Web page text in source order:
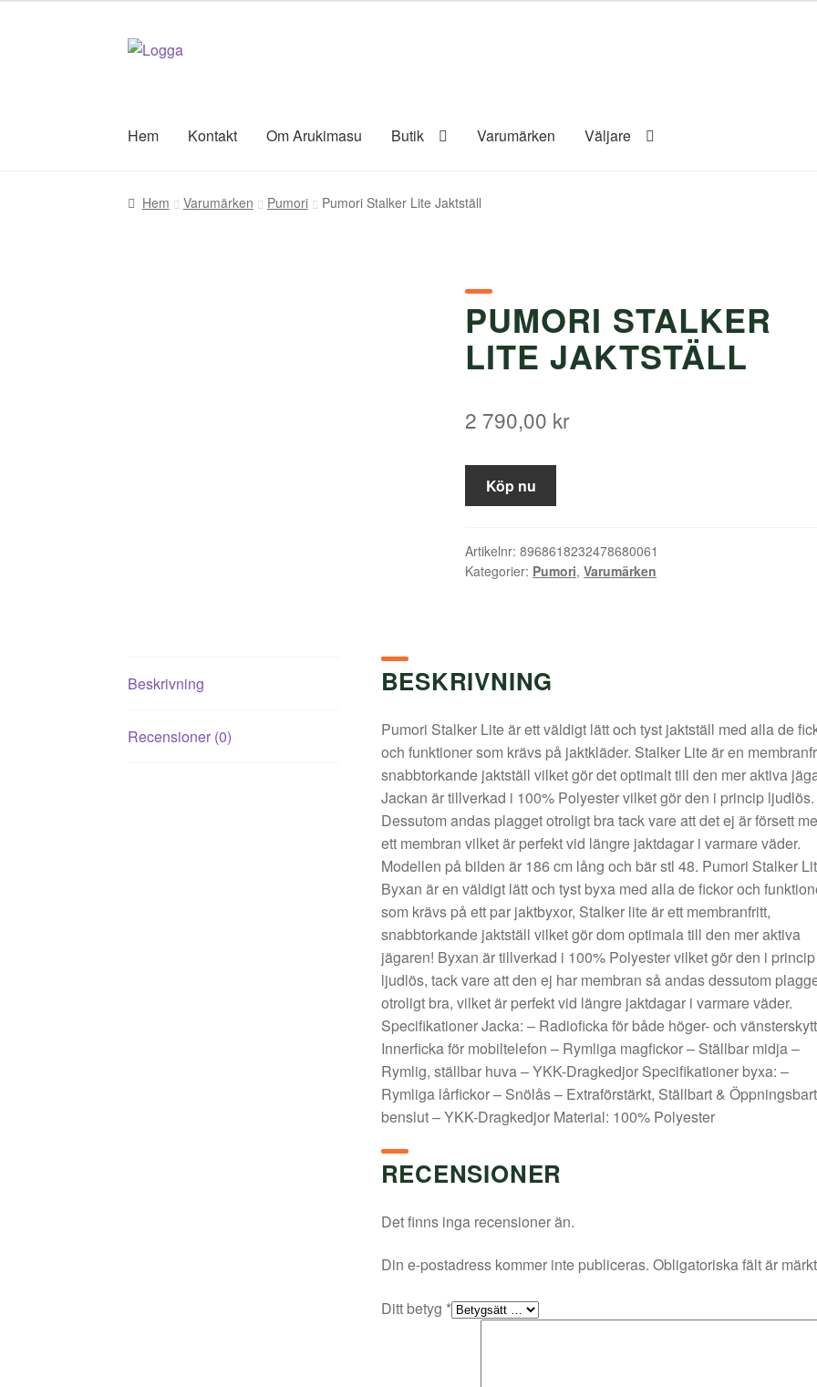
Hoppa
Hoppa
Hem
Kontakt Om Arukimasu Butik Varumärken Väljare
Hem Varumärken Pumori Pumori Stalker Lite Jaktställ
PUMORI STALKER
LITE JAKTSTÄLL
2 790,00 kr
Köp nu
Artikelnr:8968618232478680061
Kategorier: Pumori,Varumärken
Beskrivning
Recensioner (0)
BESKRIVNING
Pumori Stalker Lite är ett väldigt lätt och tyst jaktställ med alla de
och funktioner som krävs på jaktkläder. Stalker Lite är en
snabbtorkande jaktställ vilket gör det optimalt till den mer aktiva
Jackan är tillverkad i 100% Polyester vilket gör den i princip ljudlös.
Dessutom andas plagget otroligt bra tack vare att det ej är försett
ett membran vilket är perfekt vid längre jaktdagar i varmare väder.
Modellen på bilden är 186 cm lång och bär stl 48. Pumori Stalker
Byxan är en väldigt lätt och tyst byxa med alla de fickor och
som krävs på ett par jaktbyxor, Stalker lite är ett membranfritt,
snabbtorkande jaktställ vilket gör dom optimala till den mer aktiva
jägaren! Byxan är tillverkad i 100% Polyester vilket gör den i princip
ljudlös, tack vare att den ej har membran så andas dessutom
otroligt bra, vilket är perfekt vid längre jaktdagar i varmare väder.
Specifikationer Jacka: – Radioficka för både höger- och
Innerficka för mobiltelefon – Rymliga magfickor – Ställbar midja –
Rymlig, ställbar huva – YKK-Dragkedjor Specifikationer byxa: –
Rymliga lårfickor – Snölås – Extraförstärkt, Ställbart & Öppningsbart
benslut – YKK-Dragkedjor Material: 100% Polyester
RECENSIONER
Det finns inga recensioner än.
Din e-postadress kommer inte publiceras. Obligatoriska fält är
Ditt betyg *